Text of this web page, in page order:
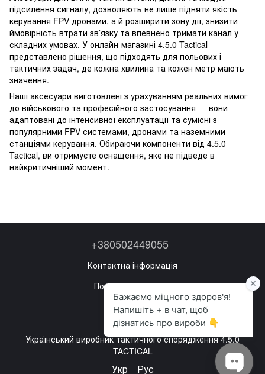
підсилення сигналу, дозволяють не лише підняти якість
керування FPV-дронами, а й розширити зону дії, знизити
ймовірність втрати зв’язку та впевнено тримати канал у
складних умовах. У онлайн-магазині 4.5.0 Tactical
представлено рішення, що підходять для польових і
тактичних задач, де кожна хвилина та кожен метр мають
значення.
Наші аксесуари виготовлені з урахуванням реальних вимог
до військового та професійного застосування — вони
адаптовані до інтенсивної експлуатації та сумісні з
популярними FPV-системами, дронами та наземними
станціями керування. Обираючи компоненти від 4.5.0
Tactical, ви отримуєте оснащення, яке не підведе в
найкритичніший момент.
+380502449055
Контактна інформація
Повна версія сайту
Мапа сайту
©2022—2026
Український виробник тактичного спорядження 4.5.0
TACTICAL
Укр Рус